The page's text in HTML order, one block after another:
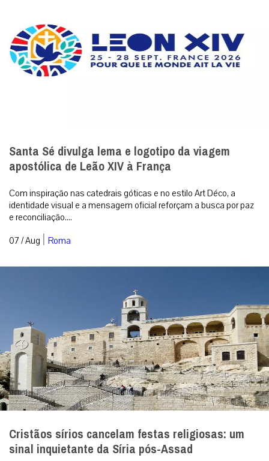
Santa Sé divulga lema e logotipo da viagem
apostólica de Leão XIV à França
Com inspiração nas catedrais góticas e no estilo Art Déco, a
identidade visual e a mensagem oficial reforçam a busca por paz
e reconciliação....
07 / Aug | Roma
Cristãos sírios cancelam festas religiosas: um
sinal inquietante da Síria pós-Assad